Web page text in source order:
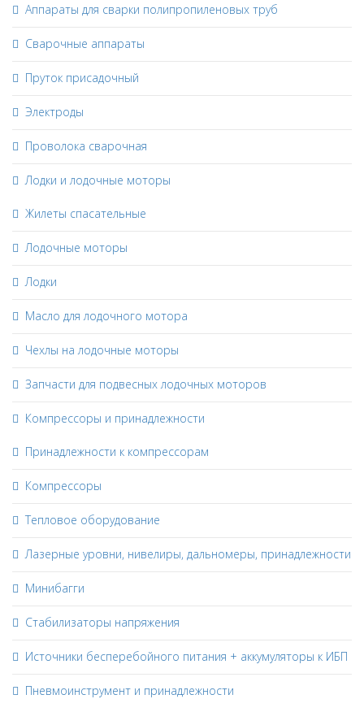
Аппараты для сварки полипропиленовых труб
Сварочные аппараты
Пруток присадочный
Электроды
Проволока сварочная
Лодки и лодочные моторы
Жилеты спасательные
Лодочные моторы
Лодки
Масло для лодочного мотора
Чехлы на лодочные моторы
Запчасти для подвесных лодочных моторов
Компрессоры и принадлежности
Принадлежности к компрессорам
Компрессоры
Тепловое оборудование
Лазерные уровни, нивелиры, дальномеры, принадлежности
Минибагги
Стабилизаторы напряжения
Источники бесперебойного питания + аккумуляторы к ИБП
Пневмоинструмент и принадлежности